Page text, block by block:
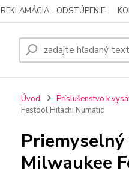
REKLAMÁCIA - ODSTÚPENIE
Úvod Príslušenstvo k
Festool Hitachi Numatic
Milwaukee